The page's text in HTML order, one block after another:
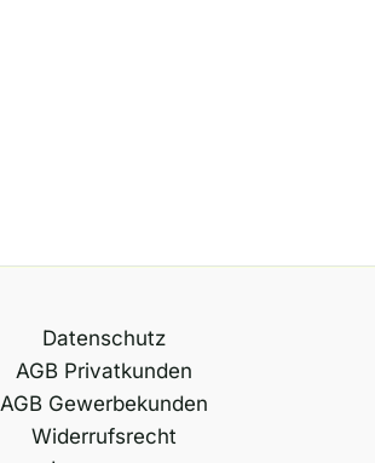
Datenschutz
AGB Privatkunden
AGB Gewerbekunden
Widerrufsrecht